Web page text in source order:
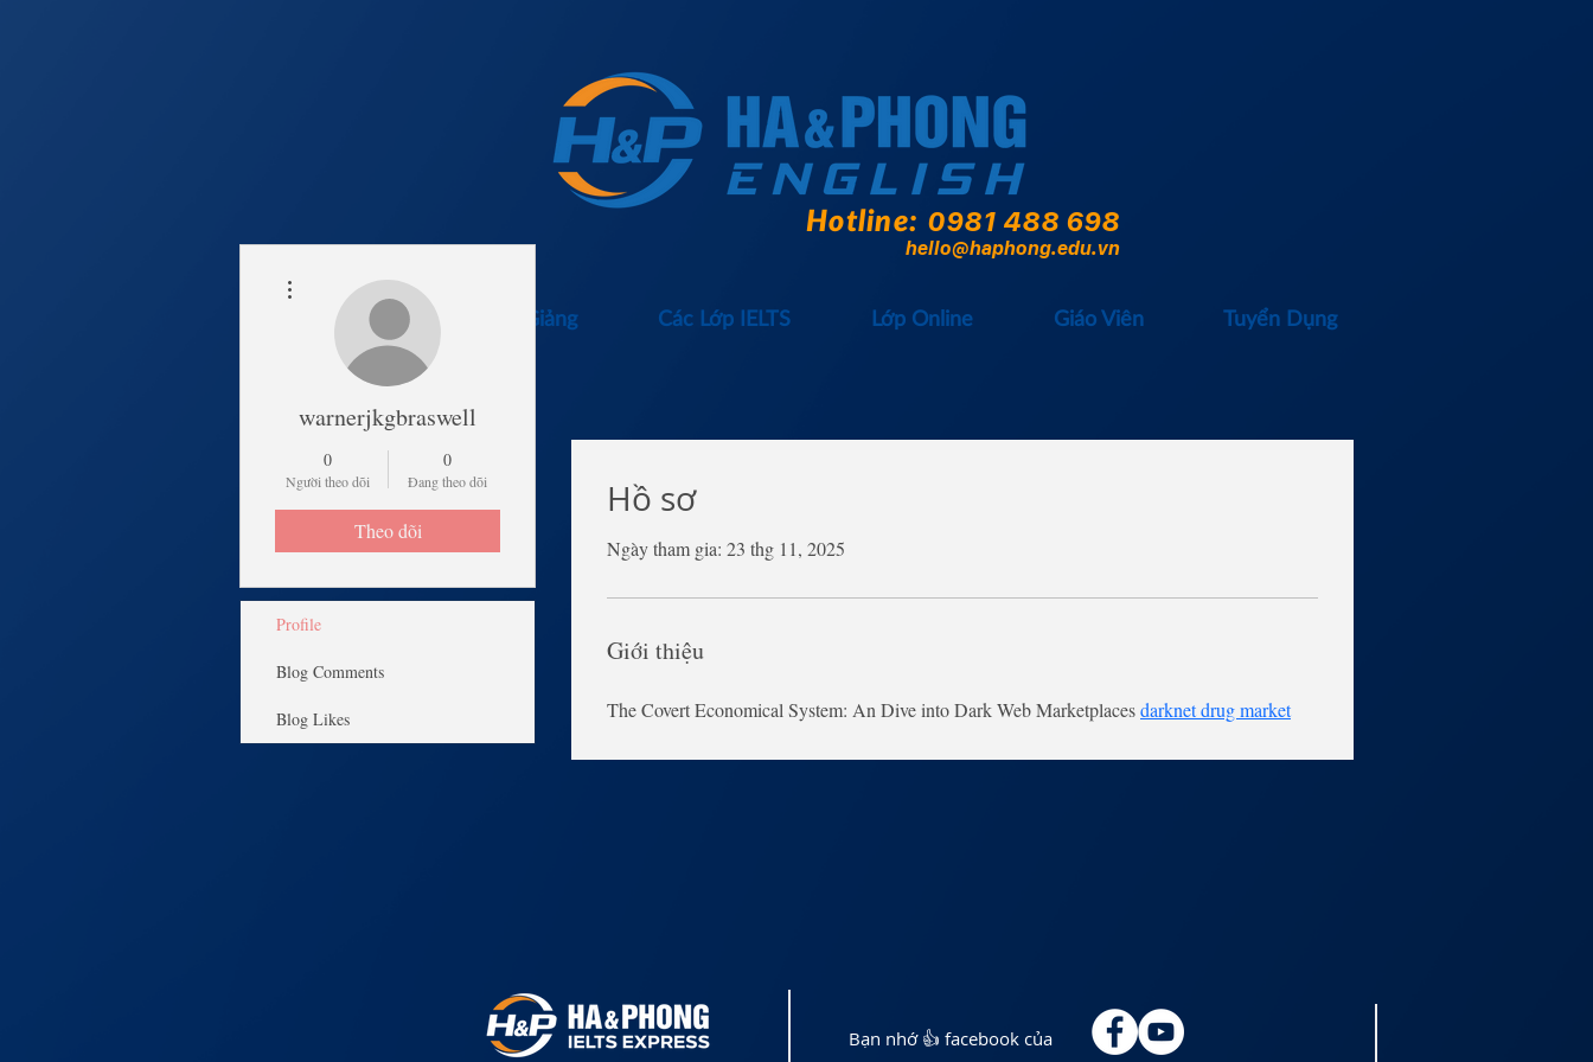
Hotline: 0981 488 698
hello@haphong.edu.vn
Trang Chủ Lịch Khai Giảng Các Lớp IELTS Lớp Online Giáo Viên Tuyển Dụng
Hồ sơ
Ngày tham gia: 23 thg 11, 2025
Giới thiệu
The Covert Economical System: An Dive into Dark Web Marketplaces darknet drug market
warnerjkgbraswell
0
Người theo dõi
0
Đang theo dõi
Theo dõi
Profile
Blog Comments
Blog Likes
Bạn nhớ 👍 facebook của